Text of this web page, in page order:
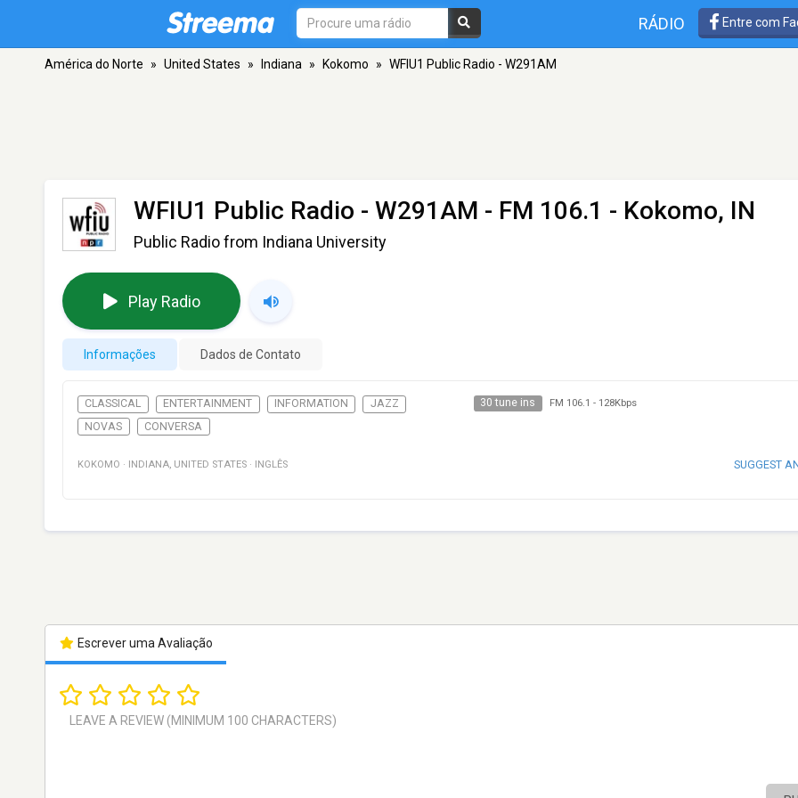
RÁDIO Entre com
América do Norte » United States » Indiana » Kokomo » WFIU1 Public Radio - W291AM
WFIU1 Public Radio - W291AM - FM 106.1 - Kokomo, IN
Public Radio from Indiana University
Play Radio
Informações Dados de Contato
CLASSICAL ENTERTAINMENT INFORMATION
JAZZ
NOVAS
CONVERSA
30 tune ins FM 106.1 - 128Kbps
KOKOMO · INDIANA, UNITED STATES · INGLÊS SUGGEST
Escrever uma Avaliação